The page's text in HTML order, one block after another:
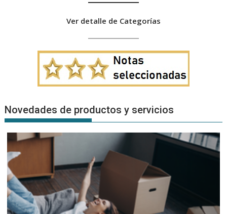
Ver detalle de Categorías
Novedades de productos y servicios